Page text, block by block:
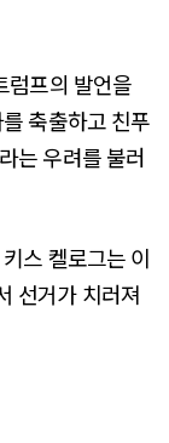
럼프의 발언을
축출하고 친푸
는 우려를 불러
스 켈로그는 이
선거가 치러져